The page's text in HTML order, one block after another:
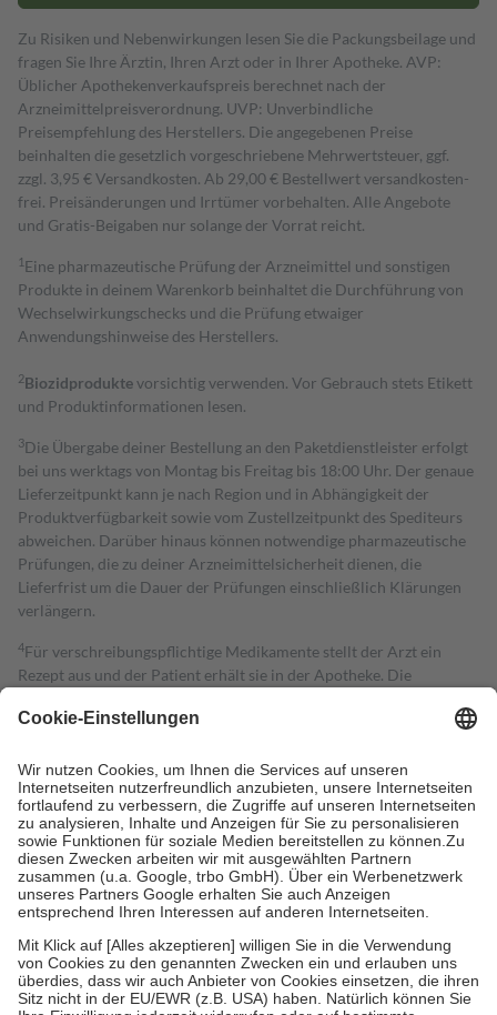
Zu Risiken und Nebenwirkungen lesen Sie die Packungsbeilage und
fragen Sie Ihre Ärztin, Ihren Arzt oder in Ihrer Apotheke. AVP:
Üblicher Apothekenverkaufspreis berechnet nach der
Arzneimittelpreisverordnung. UVP: Unverbindliche
Preisempfehlung des Herstellers. Die angegebenen Preise
beinhalten die gesetzlich vorgeschriebene Mehrwertsteuer, ggf.
zzgl. 3,95 € Versandkosten. Ab 29,00 € Bestell­wert versand­kosten­
frei. Preisänderungen und Irrtümer vorbehalten. Alle Angebote
und Gratis-Beigaben nur solange der Vorrat reicht.
1 Eine pharmazeutische Prüfung der Arzneimittel und sonstigen
Produkte in deinem Warenkorb beinhaltet die Durchführung von
Wechselwirkungschecks und die Prüfung etwaiger
Anwendungshinweise des Herstellers.
2Biozidproduktevorsichtig verwenden. Vor Gebrauch stets Etikett
und Produktinformationen lesen.
3Die Übergabe deiner Bestellung an den Paketdienstleister erfolgt
bei uns werktags von Montag bis Freitag bis 18:00 Uhr. Der genaue
Lieferzeitpunkt kann je nach Region und in Abhängigkeit der
Produktverfügbarkeit sowie vom Zustellzeitpunkt des Spediteurs
abweichen. Darüber hinaus können notwendige pharmazeutische
Prüfungen, die zu deiner Arzneimittelsicherheit dienen, die
Lieferfrist um die Dauer der Prüfungen einschließlich Klärungen
verlängern.
4Für verschreibungspflichtige Medikamente stellt der Arzt ein
Rezept aus und der Patient erhält sie in der Apotheke. Die
Kosten dafür, der Versicherte trägt einen Teil davon als Zuzahlung
Grundsätzlich leisten Mitglieder Zuzahlungen in Höhe von zehn
Prozent des Abgabepreises,mindestensjedochfünf Euround
höchstens zehn Euro.Es sind jedoch nie mehr als die tatsächlichen
Kosten der Leistung zu entrichten.
Diese Regeln gelten grundsätzlich auch für Online-Apotheken.
Bei Heilmitteln und häuslicher Krankenpflege beträgt die
Zuzahlung zehn Prozent der Kosten sowie zehn Euro je
Um das Engagement der Versicherten für ihre eigene Gesundheit zu
stärken und die besondere Stellung der Familie zu unterstützen,
fallenkeine Zuzahlungen an bei: